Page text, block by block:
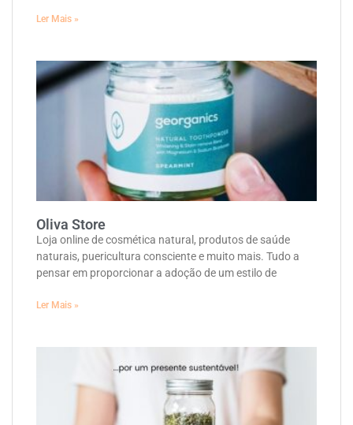
Ler Mais »
Oliva Store
Loja online de cosmética natural, produtos de saúde
naturais, puericultura consciente e muito mais. Tudo a
pensar em proporcionar a adoção de um estilo de
Ler Mais »